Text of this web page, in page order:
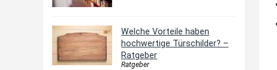
Welche Vorteile haben
hochwertige Türschilder? –
Ratgeber
Ratgeber